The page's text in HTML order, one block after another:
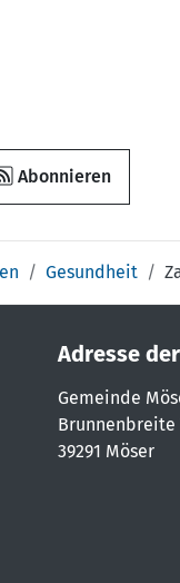
Abonnieren
Gesundheit
Adresse
Gemeinde
Brunnenbreite
39291 Möser